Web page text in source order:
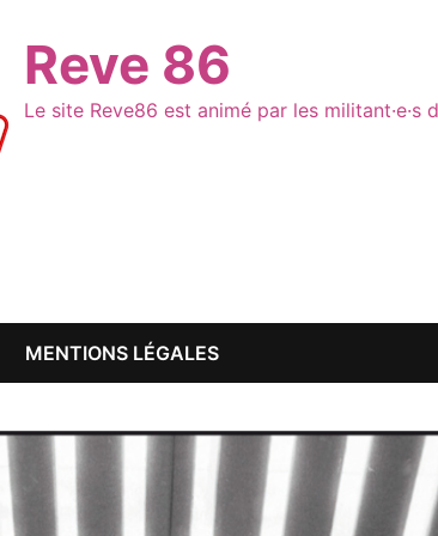
Reve 86
Le site Reve86 est animé par les
MENTIONS LÉGALES